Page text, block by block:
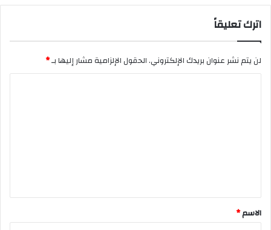
اترك تعليقاً
لن يتم نشر عنوان بريدك الإلكتروني.الحقول الإلزامية مشار إليها بـ*
*
الاسم*